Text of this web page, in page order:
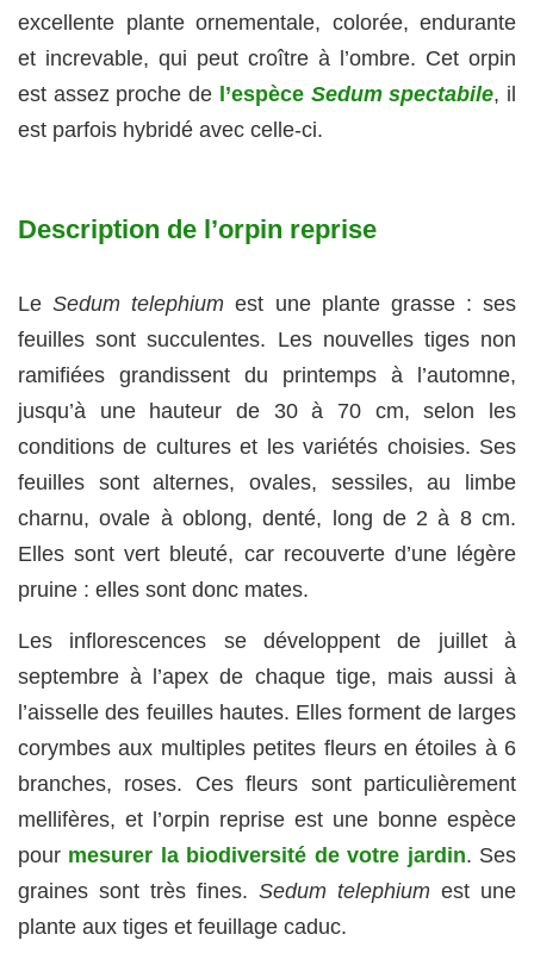
excellente plante ornementale, colorée, endurante
et increvable, qui peut croître à l’ombre. Cet orpin
est assez proche de l’espèce Sedum spectabile, il
est parfois hybridé avec celle-ci.
Description de l’orpin reprise
LeSedum telephium est une plante grasse : ses
feuilles sont succulentes. Les nouvelles tiges non
ramifiées grandissent du printemps à l’automne,
jusqu’à une hauteur de 30 à 70 cm, selon les
conditions de cultures et les variétés choisies. Ses
feuilles sont alternes, ovales, sessiles, au limbe
charnu, ovale à oblong, denté, long de 2 à 8 cm.
Elles sont vert bleuté, car recouverte d’une légère
pruine : elles sont donc mates.
Les inflorescences se développent de juillet à
septembre à l’apex de chaque tige, mais aussi à
l’aisselle des feuilles hautes. Elles forment de larges
corymbes aux multiples petites fleurs en étoiles à 6
branches, roses. Ces fleurs sont particulièrement
mellifères, et l’orpin reprise est une bonne espèce
pour mesurer la biodiversité de votre jardin. Ses
graines sont très fines. Sedum telephium est une
plante aux tiges et feuillage caduc.